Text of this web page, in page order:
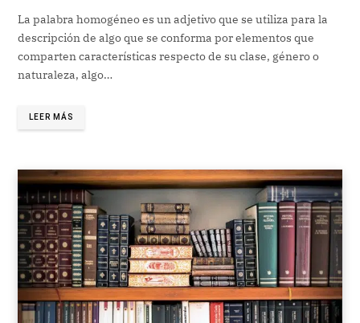
La palabra homogéneo es un adjetivo que se utiliza para la
descripción de algo que se conforma por elementos que
comparten características respecto de su clase, género o
naturaleza, algo…
LEER MÁS